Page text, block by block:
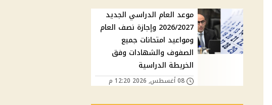
موعد العام الدراسي الجديد
2026/2027 وإجازة نصف العام
ومواعيد امتحانات جميع
الصفوف والشهادات وفق
الخريطة الدراسية
08 أغسطس, 2026 12:20 م